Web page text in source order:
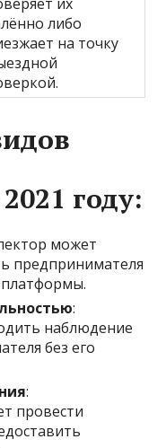
либо
на точку
году:
может
предпринимателя
:
наблюдение
без его
:
провести